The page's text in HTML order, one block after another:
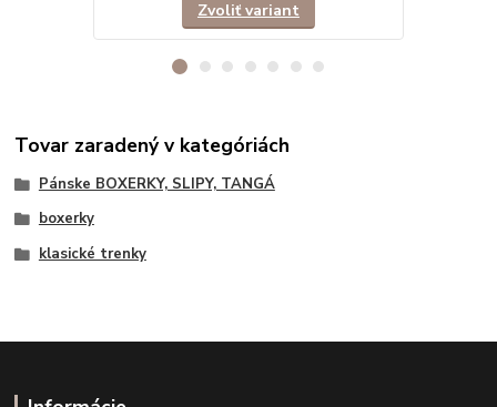
Zvoliť variant
Tovar zaradený v kategóriách
Pánske BOXERKY, SLIPY, TANGÁ
boxerky
klasické trenky